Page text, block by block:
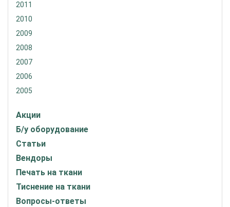
2011
2010
2009
2008
2007
2006
2005
Акции
Б/у оборудование
Статьи
Вендоры
Печать на ткани
Тиснение на ткани
Вопросы-ответы